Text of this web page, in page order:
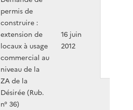
permis de
construire :
extension de
locaux à usage
commercial au
niveau de la
ZA de la
Désirée (Rub.
n° 36)
16 juin
2012